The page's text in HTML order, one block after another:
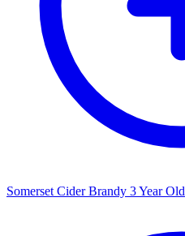
Somerset Cider Brandy 3 Year Old